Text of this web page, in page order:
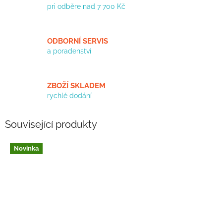
pri odběre nad 7 700 Kč
ODBORNÍ SERVIS
a poradenství
ZBOŽÍ SKLADEM
rychlé dodání
Související produkty
Novinka